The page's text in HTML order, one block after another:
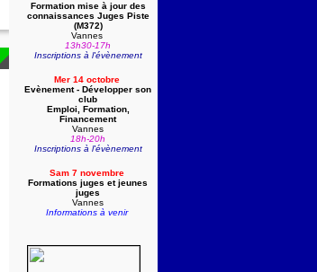
Formation mise à jour des
connaissances Juges Piste
(M372)
Vannes
13h30-17h
Inscriptions à l'évènement
Mer 14 octobre
Evènement - Développer son
club
Emploi, Formation,
Financement
Vannes
18h-20h
Inscriptions à l'évènement
Sam 7 novembre
Formations juges et jeunes
juges
Vannes
Informations à venir